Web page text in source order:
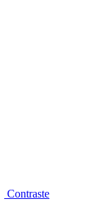
Contraste